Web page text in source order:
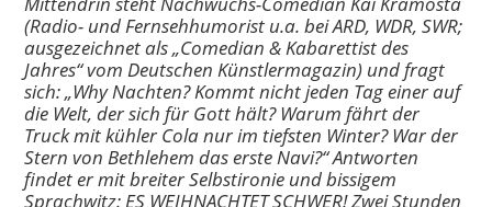
(Radio- und Fernsehhumorist u.a. bei ARD, WDR, SWR;
ausgezeichnet als „Comedian & Kabarettist des
Jahres“ vom Deutschen Künstlermagazin) und fragt
sich: „Why Nachten? Kommt nicht jeden Tag einer auf
die Welt, der sich für Gott hält? Warum fährt der
Truck mit kühler Cola nur im tiefsten Winter? War der
Stern von Bethlehem das erste Navi?“ Antworten
findet er mit breiter Selbstironie und bissigem
Sprachwitz: ES WEIHNACHTET SCHWER! Zwei Stunden